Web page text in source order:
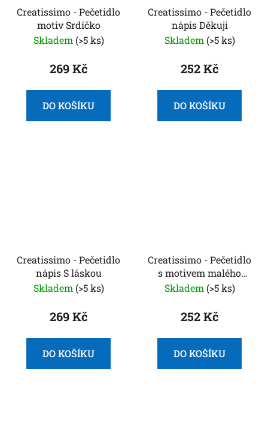
Creatissimo - Pečetidlo
motiv Srdíčko
Skladem (>5 ks)
269 Kč
DO KOŠÍKU
Creatissimo - Pečetidlo
nápis Děkuji
Skladem (>5 ks)
252 Kč
DO KOŠÍKU
Creatissimo - Pečetidlo
nápis S láskou
Skladem (>5 ks)
269 Kč
DO KOŠÍKU
Creatissimo - Pečetidlo
s motivem malého
srdíčka
Skladem (>5 ks)
252 Kč
DO KOŠÍKU